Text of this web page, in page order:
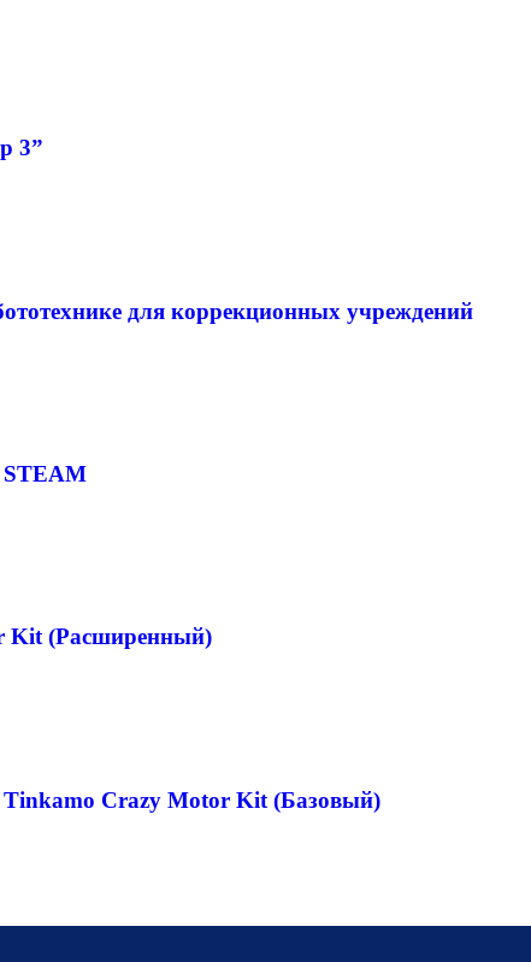
3”
для коррекционных учреждений
STEAM
Kit (Расширенный)
Tinkamo Crazy Motor Kit (Базовый)